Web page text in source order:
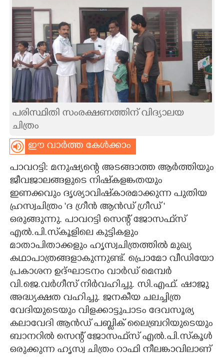
LIFESTYLE
SPIRITUAL
INFO+
ART
ASTRO
CARTOONS
LITERATURE
CONTACT US
പരിസ്ഥിതി സംരക്ഷണത്തിന് വിദ്യാലയ
ചിത്രം
ഈ വാർത്ത കേൾക്കാം
പാവറട്ടി: മനുഷ്യന്റെ അടങ്ങാത്ത ആർത്തിയും
ജീവജാലങ്ങളുടെ നിഷ്‌കളങ്കതയും
ഇണക്കവും ദൃശ്യാവിഷ്‌കാരമാക്കുന്ന പുതിയ
ഹ്രസ്വചിത്രം 'ദ ഗ്രീൻ ആൻഡ് ഗ്രീഡ് '
ഒരുങ്ങുന്നു. പാവറട്ടി സെന്റ് ജോസഫ്‌സ്
എൽ.പി.സ്‌കൂളിലെ കുട്ടികളും
മാതാപിതാക്കളും ഹൃസ്വചിത്രത്തിൽ മുഖ്യ
കഥാപാത്രങ്ങളാകുന്നുണ്ട്. പ്രൊമോ വീഡിയോ
പ്രകാശന ഉദ്ഘാടനം വാർഡ് മെമ്പർ
വി.ജെ.വർഗീസ് നിർവഹിച്ചു. സി.എഫ്. ഷാജു
അദ്ധ്യക്ഷത വഹിച്ചു. ജനകീയ ചലച്ചിത്ര
വേദിയുടെയും വിളക്കാട്ടുപാടം ദേവസൂര്യ
കലാവേദി ആൻഡ് പബ്ലിക് ലൈബ്രറിയുടെയും
ബാനറിൽ സെന്റ് ജോസഫ്‌സ് എൽ.പി.സ്‌കൂൾ
ഒരുക്കുന്ന ഹൃസ്വ ചിത്രം റാഫി നീലങ്കാവിലാണ്